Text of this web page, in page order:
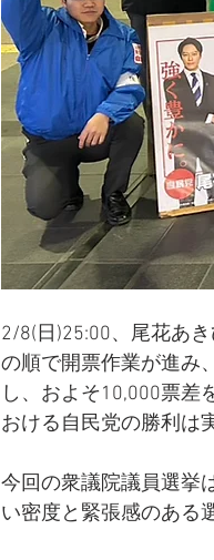
2/8(日)25:00、尾花あ
の順で開票作業が進み
し、およそ10,000票差
おける自民党の勝利は
今回の衆議院議員選挙
い密度と緊張感のある